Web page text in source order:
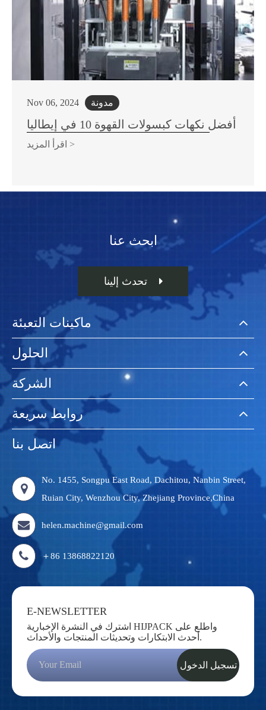
Nov 06, 2024 مدونة
أفضل نكهات كبسولات القهوة 10 في إيطاليا
اقرأ المزيد >
ابحث عنا
تحدث إلينا
ماكينات التعبئة
الحلول
الشركة
روابط سريعة
اتصل بنا
No. 1455, Songpu East Road, Dachitou, Nanbin Street,
Ruian City, Wenzhou City, Zhejiang Province,China
helen.machine@gmail.com
＋86 13868822120
E-NEWSLETTER
اشترك في النشرة الإخبارية HIJPACK واطلع على
أحدث الابتكارات وتحديثات المنتجات والأحداث.
تسجيل الدخول